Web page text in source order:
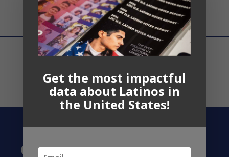
Contact US
Get the most impactful
data about Latinos in
the United States!